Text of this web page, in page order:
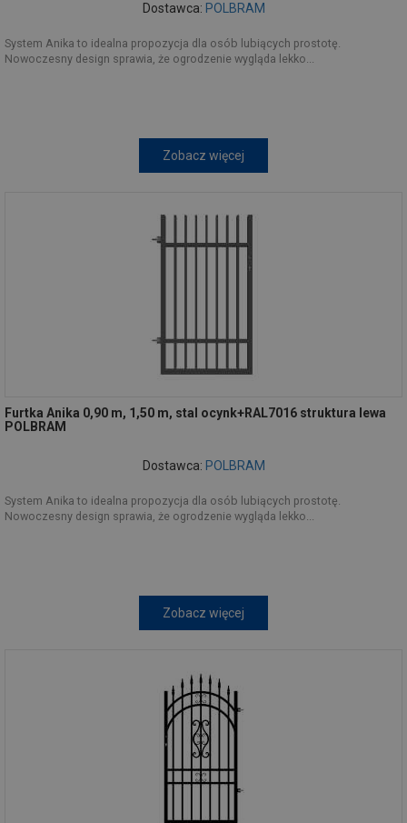
Dostawca: POLBRAM
System Anika to idealna propozycja dla osób lubiących prostotę.
Nowoczesny design sprawia, że ogrodzenie wygląda lekko...
Zobacz więcej
Furtka Anika 0,90 m, 1,50 m, stal ocynk+RAL7016 struktura lewa
POLBRAM
Dostawca: POLBRAM
System Anika to idealna propozycja dla osób lubiących prostotę.
Nowoczesny design sprawia, że ogrodzenie wygląda lekko...
Zobacz więcej